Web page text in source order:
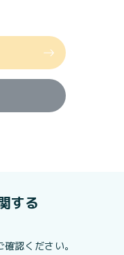
する
確認ください。